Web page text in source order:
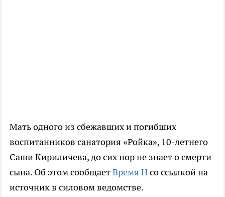
Мать одного из сбежавших и погибших
воспитанников санатория «Ройка», 10-летнего
Саши Кириличева, до сих пор не знает о смерти
сына. Об этом сообщаетВремя Нсо ссылкой на
источник в силовом ведомстве.